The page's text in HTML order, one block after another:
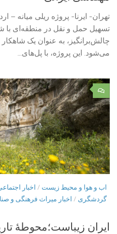
تهران- ایرنا- پروژه ریلی میانه –
تسهیل حمل و نقل در منطقه‌ای با
چالش‌برانگیز، به عنوان یک
می‌شود. این پروژه، با پل‌های...
۰
اب و هوا و محیط زیست / اخبار
گردشگری / اخبار میراث فرهنگی و
ایران زیباست؛محوطۀ